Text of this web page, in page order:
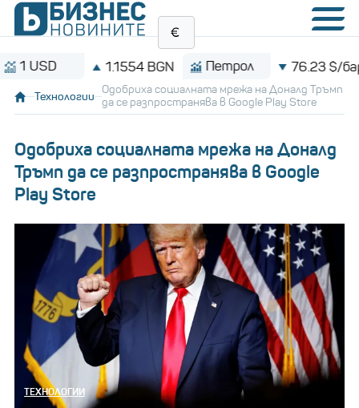
1.1554 BGN Петрол 76.23 $/барел
Технологии
Одобриха социалната мрежа на Доналд Тръмп
да се разпространява в Google Play Store
Одобриха социалната мрежа на Доналд
Тръмп да се разпространява в Google
Play Store
ТЕХНОЛОГИИ